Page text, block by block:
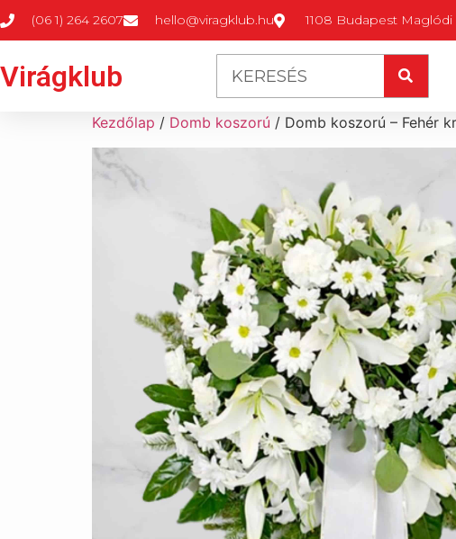
(06 1) 264 2607 hello@viragklub.hu 1108 Budapest Maglódi
Virágklub
Kezdőlap / Domb koszorú / Domb koszorú – Fehér